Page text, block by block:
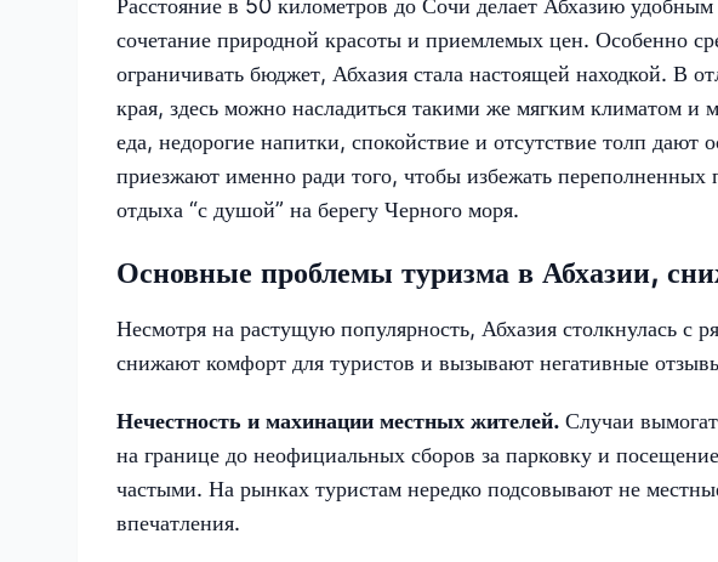
Расстояние в 50 километров до Сочи делает Абхазию
сочетание природной красоты и приемлемых цен. Особенно
ограничивать бюджет, Абхазия стала настоящей находкой. В
края, здесь можно насладиться такими же мягким климатом и
еда, недорогие напитки, спокойствие и отсутствие толп дают
приезжают именно ради того, чтобы избежать
отдыха “с душой” на берегу Черного моря.
Основные проблемы туризма в Абхазии,
Несмотря на растущую популярность, Абхазия столкнулась с
снижают комфорт для туристов и вызывают негативные
Нечестность и махинации местных жителей. Случаи
на границе до неофициальных сборов за парковку и
частыми. На рынках туристам нередко подсовывают не
впечатления.